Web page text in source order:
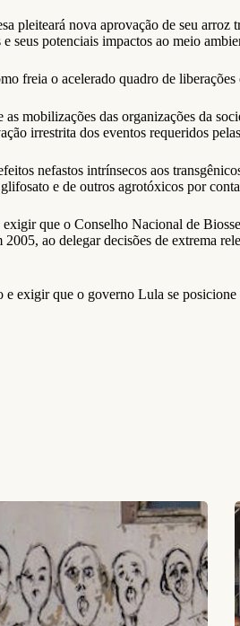
pleiteará nova aprovação de seu
potenciais impactos ao meio
freia o acelerado quadro de
mobilizações das organizações da
irrestrita dos eventos requeridos
nefastos intrínsecos aos
e de outros agrotóxicos por
que o Conselho Nacional de
ao delegar decisões de extrema
exigir que o governo Lula se